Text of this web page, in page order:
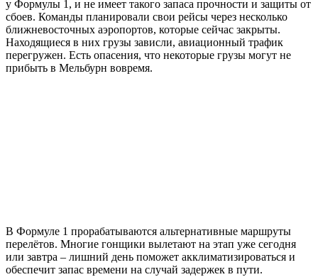
у Формулы 1, и не имеет такого запаса прочности и защиты от
сбоев. Команды планировали свои рейсы через несколько
ближневосточных аэропортов, которые сейчас закрыты.
Находящиеся в них грузы зависли, авиационный трафик
перегружен. Есть опасения, что некоторые грузы могут не
прибыть в Мельбурн вовремя.
В Формуле 1 прорабатываются альтернативные маршруты
перелётов. Многие гонщики вылетают на этап уже сегодня
или завтра – лишний день поможет акклиматизироваться и
обеспечит запас времени на случай задержек в пути.